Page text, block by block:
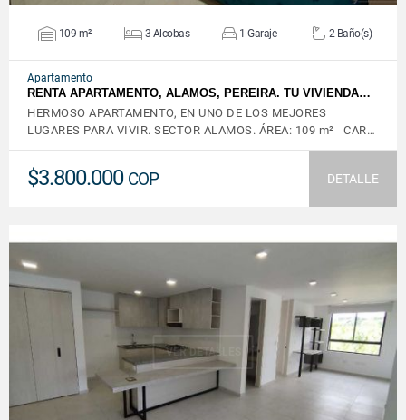
109 m² 3 Alcobas 1 Garaje 2 Baño(s)
Apartamento
RENTA APARTAMENTO, ALAMOS, PEREIRA. TU VIVIENDA…
HERMOSO APARTAMENTO, EN UNO DE LOS MEJORES
LUGARES PARA VIVIR. SECTOR ALAMOS. ÁREA: 109 m² CAR…
$3.800.000 COP DETALLE
VER DETALLES